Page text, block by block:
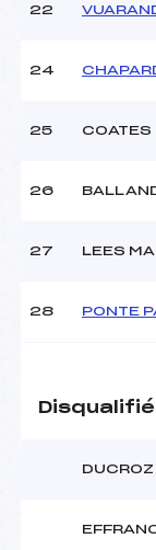
22
24
25
26
27 LEES
28 PONTE